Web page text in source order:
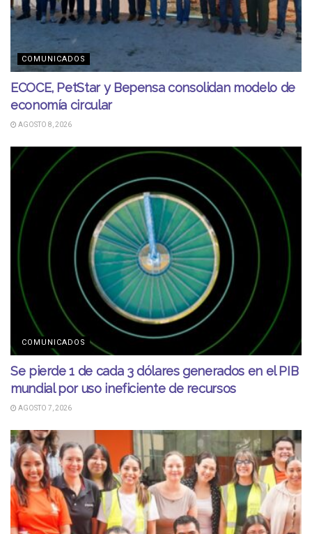
COMUNICADOS
ECOCE, PetStar y Bepensa consolidan modelo de
economía circular
AGOSTO 8, 2026
COMUNICADOS
Se pierde 1 de cada 3 dólares generados en el PIB
mundial por uso ineficiente de recursos
AGOSTO 7, 2026